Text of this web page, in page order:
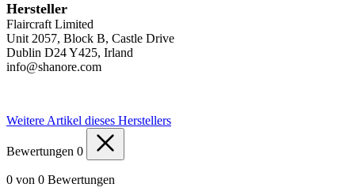
Hersteller
Flaircraft Limited
Unit 2057, Block B, Castle Drive
Dublin D24 Y425, Irland
info@shanore.com
Weitere Artikel dieses Herstellers
Bewertungen 0
0 von 0 Bewertungen